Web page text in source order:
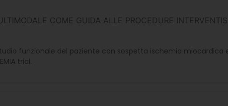
COME GUIDA ALLE PROCEDURE
funzionale del paziente con sospetta ischemia
trial.